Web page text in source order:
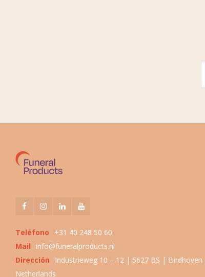
Teléfono
+31 40 248 50 60
Mail
info@funeralproducts.nl
Dirección
Industrieweg 10 – 12 | 5627 BS |
Netherlands